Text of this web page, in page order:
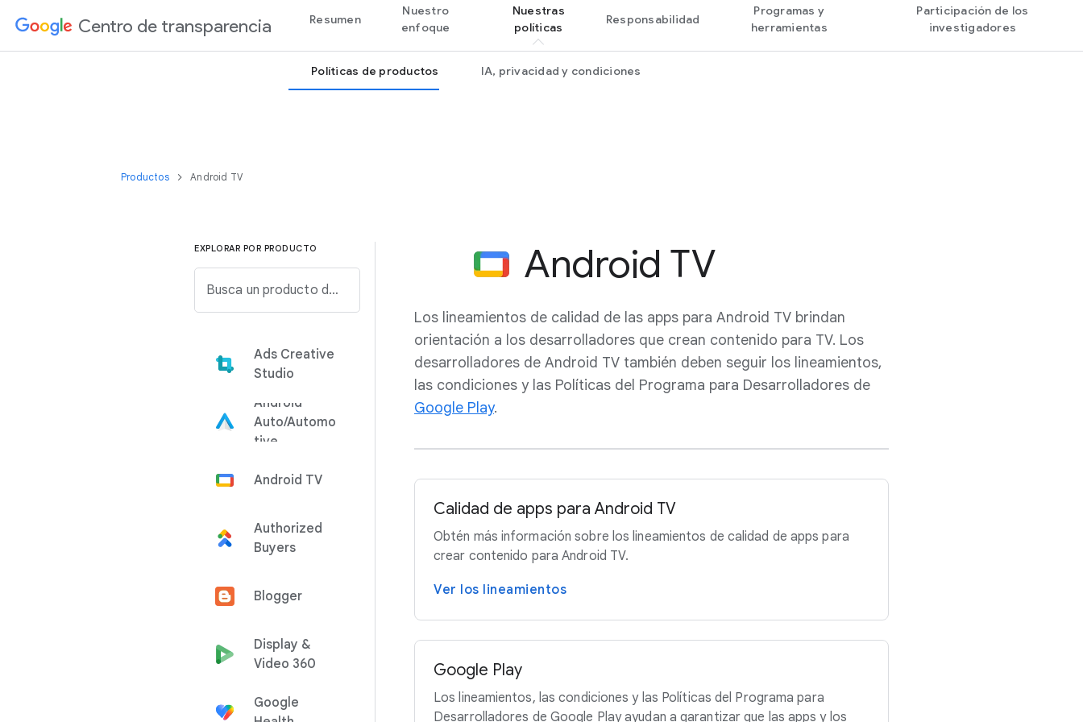
Centro de transparencia Resumen
Nuestro
enfoque
Nuestras
políticas
Políticas de productos IA, privacidad y condiciones
Responsabilidad
Programas y
herramientas
Participación de los
investigadores
Productos Android TV
EXPLORAR POR PRODUCTO
Busca un producto de Google en la siguiente lista.
Ads Creative
Studio
Android
Auto/Automo
tive
Android TV
Authorized
Buyers
Blogger
Display &
Video 360
Google
Android TV
Los lineamientos de calidad de las apps para Android TV brindan
orientación a los desarrolladores que crean contenido para TV. Los
desarrolladores de Android TV también deben seguir los lineamientos,
las condiciones y las Políticas del Programa para Desarrolladores de
Google Play.
Calidad de apps para Android TV
Obtén más información sobre los lineamientos de calidad de apps para
crear contenido para Android TV.
Ver los lineamientos
Google Play
Los lineamientos, las condiciones y las Políticas del Programa para
Desarrolladores de Google Play ayudan a garantizar que las apps y los